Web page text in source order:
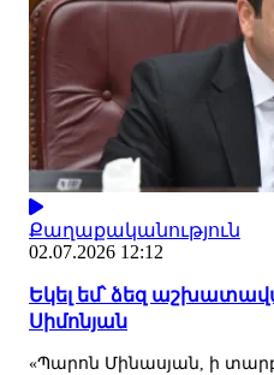
Քաղաքականություն
02.07.2026 12:12
Եկել եմ՝ ձեզ
Սիմոնյան
«Պարոն Մինասյան, ի